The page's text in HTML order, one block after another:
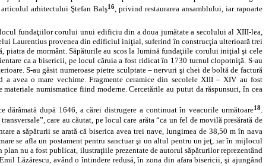
articolul arhitectului Ştefan Balş16, privind restaurarea ansamblului, iar rapoarte
fundaţiilor corului unui edificiu din a doua jumătate a secolului al XIII‑lea,
Laurentius provenea din edificiul iniţial, suferind în construcţia ulterioară trei
piatra de mormânt. Săpăturile au scos la lumină fundaţiile corului iniţial şi cele
ca a bisericii, pe locul căruia a fost ridicat în 1730 turnul clopotniţă. S‑au
S‑au găsit numeroase pietre sculptate – nervuri şi chei de boltă de factură
a avea o mare vechime. Fragmente ceramice din secolele XIII – XIV au fost
numismatice fiind moderne. Cercetările au putut da răspunsuri, în cea
dărâmată după 1646, a cărei distrugere a continuat în veacurile următoare18.
care au căutat, pe locul care arăta “ca un fel de movilă presărată de
a săpăturii se arată că biserica avea trei nave, lungimea de 38,50 m în nava
se afla un postament pentru sanctuar şi un altul pentru un jeţ, iar în mijlocul
nu a fost publicat, ilustraţiile prezentate de autorul săpăturilor reprezentând
Lăzărescu, având o întindere redusă, în zona din afara bisericii, şi ajungând